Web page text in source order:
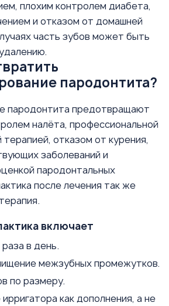
плохим контролем диабета,
и отказом от домашней
часть зубов может быть
пародонтита?
пародонтита предотвращают
налёта, профессиональной
отказом от курения,
заболеваний и
пародонтальных
после лечения так же
включает
в день.
межзубных промежутков.
по размеру.
как дополнения, а не